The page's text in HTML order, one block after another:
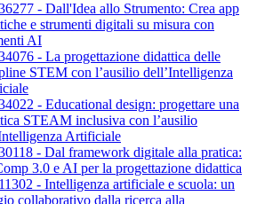
- Dall'Idea allo Strumento: Crea app
e strumenti digitali su misura con
AI
- La progettazione didattica delle
STEM con l’ausilio dell’Intelligenza
- Educational design: progettare una
STEAM inclusiva con l’ausilio
Artificiale
- Dal framework digitale alla pratica:
3.0 e AI per la progettazione didattica
- Intelligenza artificiale e scuola: un
collaborativo dalla ricerca alla